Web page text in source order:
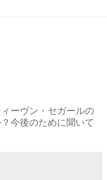
ーヴン・セガールの
今後のために聞いて